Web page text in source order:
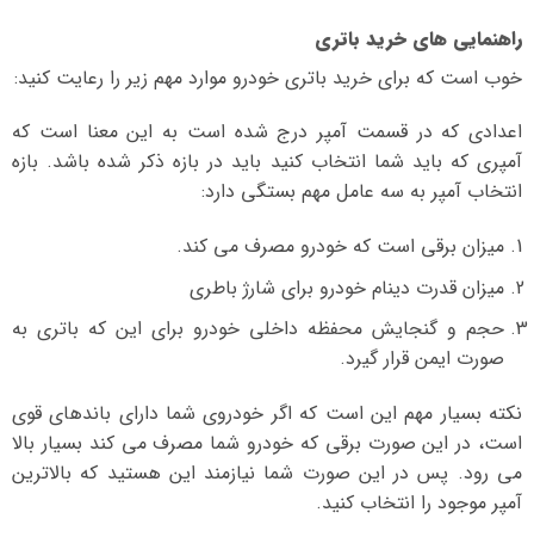
راهنمایی های خرید باتری
خوب است که برای خرید باتری خودرو موارد مهم زیر را رعایت کنید:
اعدادی که در قسمت آمپر درج شده است به این معنا است که
آمپری که باید شما انتخاب کنید باید در بازه ذکر شده باشد. بازه
انتخاب آمپر به سه عامل مهم بستگی دارد:
میزان برقی است که خودرو مصرف می کند.
میزان قدرت دینام خودرو برای شارژ باطری
حجم و گنجایش محفظه داخلی خودرو برای این که باتری به
صورت ایمن قرار گیرد.
نکته بسیار مهم این است که اگر خودروی شما دارای باندهای قوی
است، در این صورت برقی که خودرو شما مصرف می کند بسیار بالا
می رود. پس در این صورت شما نیازمند این هستید که بالاترین
آمپر موجود را انتخاب کنید.